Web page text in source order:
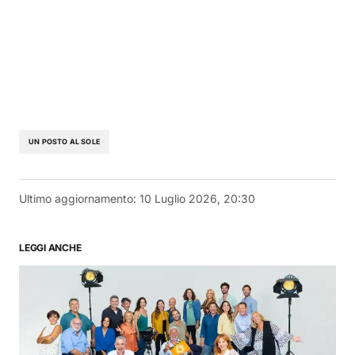
UN POSTO AL SOLE
Ultimo aggiornamento: 10 Luglio 2026, 20:30
LEGGI ANCHE